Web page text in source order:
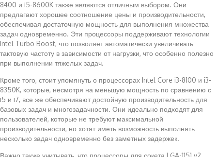
8400 и i5-8600K также являются отличным выбором. Они
предлагают хорошее соотношение цены и производительности,
обеспечивая достаточную мощность для выполнения множества
задач одновременно. Эти процессоры поддерживают технологии
Intel Turbo Boost, что позволяет автоматически увеличивать
тактовую частоту в зависимости от нагрузки, что особенно полезно
при выполнении тяжелых задач.
Кроме того, стоит упомянуть о процессорах Intel Core i3-8100 и i3-
8350K, которые, несмотря на меньшую мощность по сравнению с
i5 и i7, все же обеспечивают достойную производительность для
базовых задач и многозадачности. Они идеально подходят для
пользователей, которые не требуют максимальной
производительности, но хотят иметь возможность выполнять
несколько задач одновременно без заметных задержек.
Важно также учитывать, что процессоры для сокета LGA-1151 v2